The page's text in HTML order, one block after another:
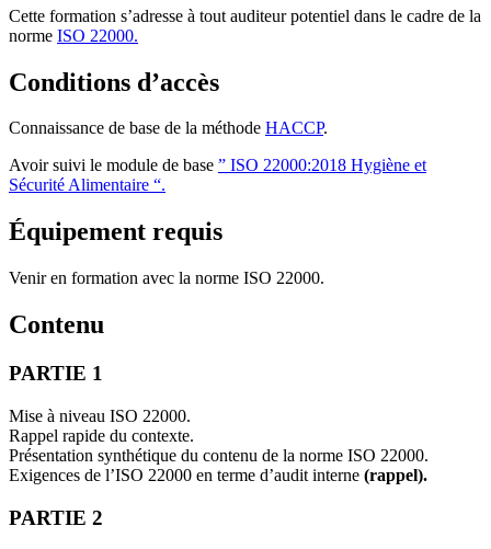
Cette formation s’adresse à tout auditeur potentiel dans le cadre de la
norme ISO 22000.
Conditions d’accès
Connaissance de base de la méthode HACCP.
Avoir suivi le module de base ” ISO 22000:2018 Hygiène et
Sécurité Alimentaire “.
Équipement requis
Venir en formation avec la norme ISO 22000.
Contenu
PARTIE 1
Mise à niveau ISO 22000.
Rappel rapide du contexte.
Présentation synthétique du contenu de la norme ISO 22000.
Exigences de l’ISO 22000 en terme d’audit interne (rappel).
PARTIE 2